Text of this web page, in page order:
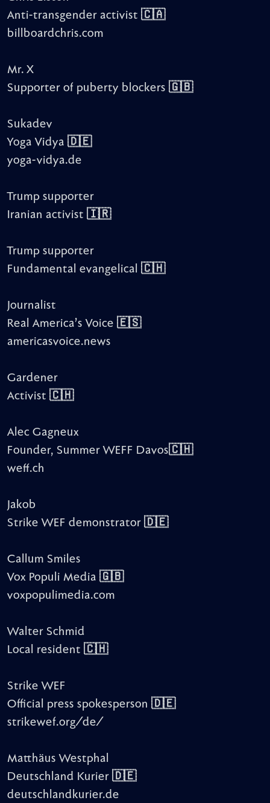
Anti-transgender activist 🇨🇦
billboardchris.com
Mr. X
Supporter of puberty blockers 🇬🇧
Sukadev
Yoga Vidya 🇩🇪
yoga-vidya.de
Trump supporter
Iranian activist 🇮🇷
Trump supporter
Fundamental evangelical 🇨🇭
Journalist
Real America’s Voice 🇪🇸
americasvoice.news
Gardener
Activist 🇨🇭
Alec Gagneux
Founder, Summer WEFF Davos🇨🇭
weff.ch
Jakob
Strike WEF demonstrator 🇩🇪
Callum Smiles
Vox Populi Media 🇬🇧
voxpopulimedia.com
Walter Schmid
Local resident 🇨🇭
Strike WEF
Official press spokesperson 🇩🇪
strikewef.org/de/
Matthäus Westphal
Deutschland Kurier 🇩🇪
deutschlandkurier.de